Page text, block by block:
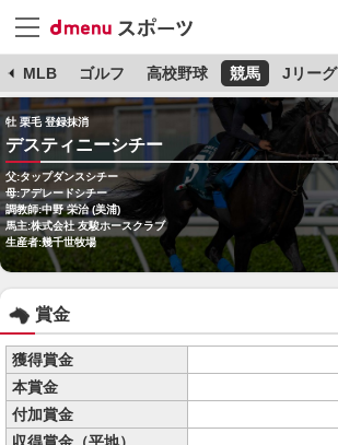
MLB ゴルフ 高校野球 競馬 Jリーグ
牡 栗毛 登録抹消
デスティニーシチー
父:タップダンスシチー
母:アデレードシチー
調教師:中野 栄治 (美浦)
馬主:株式会社 友駿ホースクラブ
生産者:幾千世牧場
賞金
獲得賞金
本賞金
付加賞金